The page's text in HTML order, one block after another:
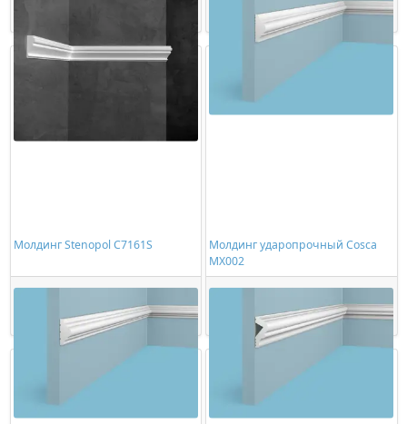
Купить
Молдинг Stenopol C7161S
341,00 ₽/шт
Купить
Молдинг ударопрочный Cosca
MX002
484,00 ₽/шт
Купить